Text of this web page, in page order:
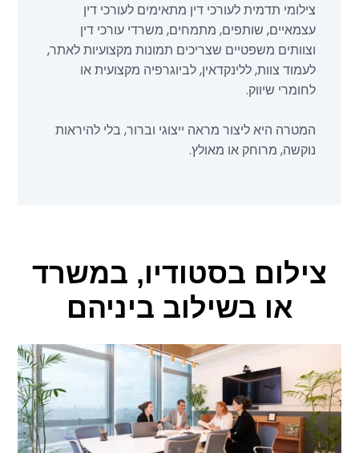
צילומי תדמית לעורכי דין מתאימים לעורכי דין
עצמאיים, שותפים, מתמחים, משרדי עורכי דין
וצוותים משפטיים שצריכים תמונות מקצועיות לאתר,
לעמוד צוות, ללינקדאין, לביוגרפיה מקצועית או
לחומרי שיווק.
המטרה היא ליצור מראה ייצוגי וברור, בלי להיראות
נוקשה, מרוחק או מאולץ.
צילום בסטודיו, במשרד
או בשילוב ביניהם